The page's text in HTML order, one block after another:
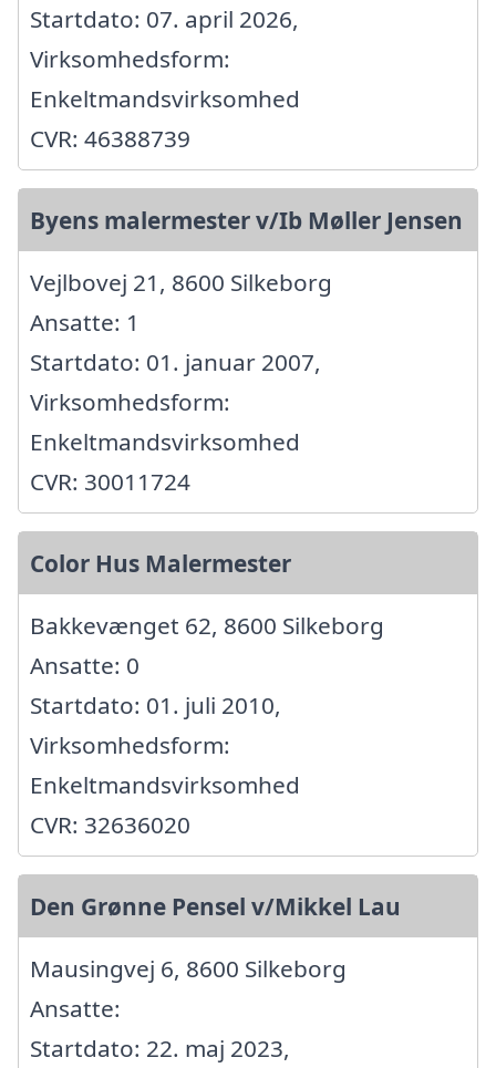
Startdato: 07. april 2026,
Virksomhedsform:
Enkeltmandsvirksomhed
CVR: 46388739
Byens malermester v/Ib Møller Jensen
Vejlbovej 21, 8600 Silkeborg
Ansatte: 1
Startdato: 01. januar 2007,
Virksomhedsform:
Enkeltmandsvirksomhed
CVR: 30011724
Color Hus Malermester
Bakkevænget 62, 8600 Silkeborg
Ansatte: 0
Startdato: 01. juli 2010,
Virksomhedsform:
Enkeltmandsvirksomhed
CVR: 32636020
Den Grønne Pensel v/Mikkel Lau
Mausingvej 6, 8600 Silkeborg
Ansatte:
Startdato: 22. maj 2023,